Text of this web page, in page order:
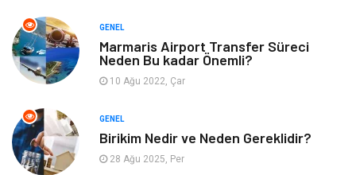
Bilgisayar & Yazılım
Mobilya Seo Teknikleri
Tatil
Webmaster Araçları
GENEL
Marmaris Airport Transfer Süreci
Neden Bu kadar Önemli?
10 Ağu 2022, Çar
GENEL
Birikim Nedir ve Neden Gereklidir?
28 Ağu 2025, Per